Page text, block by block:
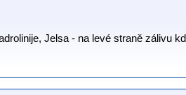
Jelsa - na levé straně zálivu